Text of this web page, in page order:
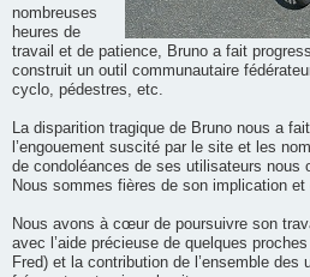
nombreuses
heures de
travail et de patience, Bruno a fait
construit un outil communautaire
cyclo, pédestres, etc.
La disparition tragique de Bruno nous a
l’engouement suscité par le site et les
de condoléances de ses utilisateurs nous
Nous sommes fières de son implication et
Nous avons à cœur de poursuivre son
avec l’aide précieuse de quelques
Fred) et la contribution de l’ensemble